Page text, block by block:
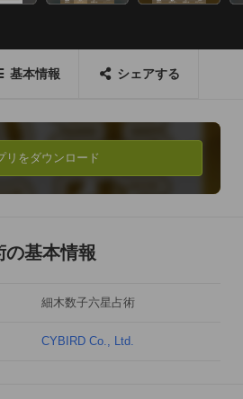
基本情報 シェアする
リをダウンロード
の基本情報
細木数子六星占術
CYBIRD Co., Ltd.